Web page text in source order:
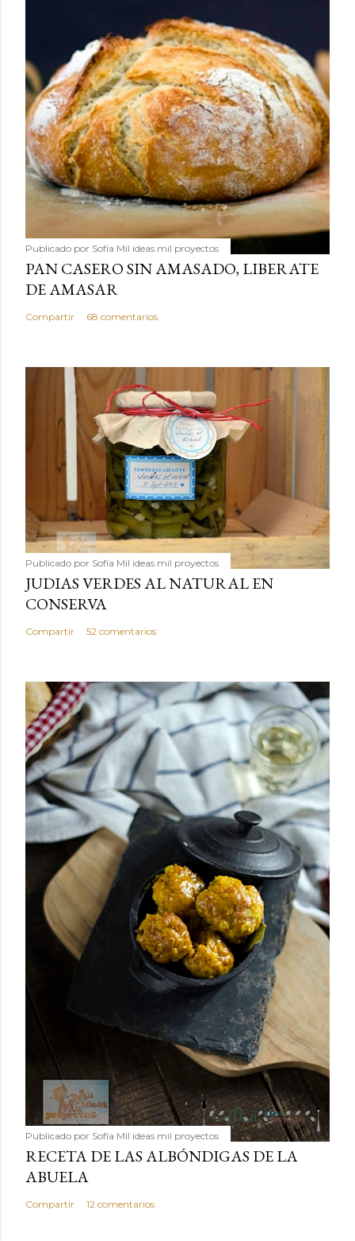
Publicado por Sofía Mil ideas mil proyectos
PAN CASERO SIN AMASADO, LIBERATE
DE AMASAR
Compartir 68 comentarios
Publicado por Sofía Mil ideas mil proyectos
JUDIAS VERDES AL NATURAL EN
CONSERVA
Compartir 52 comentarios
Publicado por Sofía Mil ideas mil proyectos
RECETA DE LAS ALBÓNDIGAS DE LA
ABUELA
Compartir 12 comentarios